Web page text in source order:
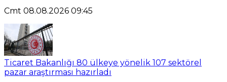
Cmt 08.08.2026 09:45
Ticaret Bakanlığı 80 ülkeye yönelik 107 sektörel
pazar araştırması hazırladı